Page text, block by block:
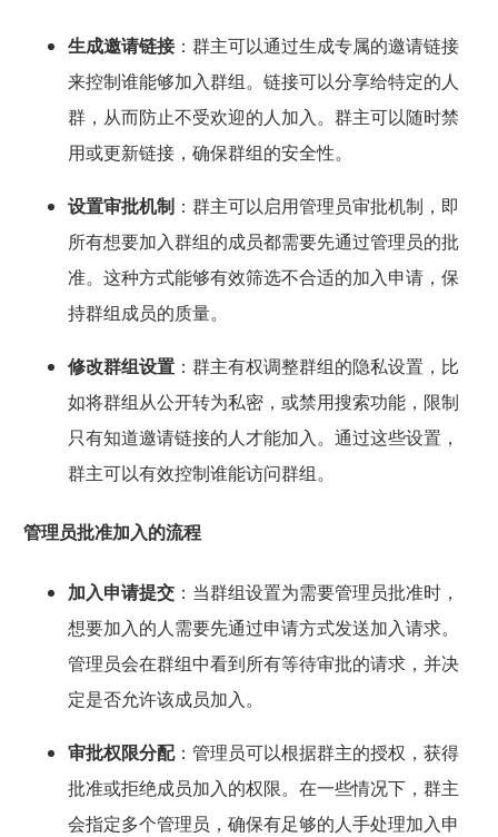
生成邀请链接：群主可以通过生成专属的邀请链接
来控制谁能够加入群组。链接可以分享给特定的人
群，从而防止不受欢迎的人加入。群主可以随时禁
用或更新链接，确保群组的安全性。
设置审批机制：群主可以启用管理员审批机制，即
所有想要加入群组的成员都需要先通过管理员的批
准。这种方式能够有效筛选不合适的加入申请，保
持群组成员的质量。
修改群组设置：群主有权调整群组的隐私设置，比
如将群组从公开转为私密，或禁用搜索功能，限制
只有知道邀请链接的人才能加入。通过这些设置，
群主可以有效控制谁能访问群组。
管理员批准加入的流程
加入申请提交：当群组设置为需要管理员批准时，
想要加入的人需要先通过申请方式发送加入请求。
管理员会在群组中看到所有等待审批的请求，并决
定是否允许该成员加入。
审批权限分配：管理员可以根据群主的授权，获得
批准或拒绝成员加入的权限。在一些情况下，群主
会指定多个管理员，确保有足够的人手处理加入申